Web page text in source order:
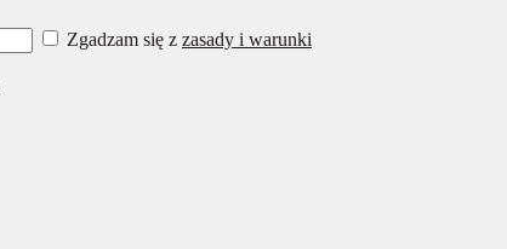
Zgadzam się z zasady i warunki